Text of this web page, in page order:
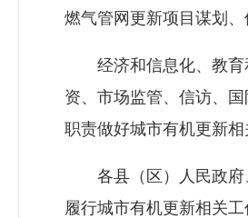
燃气管网更新项目谋划
经济和信息化、教育
资、市场监管、信访、
职责做好城市有机更新相
各县（区）人民政府
履行城市有机更新相关